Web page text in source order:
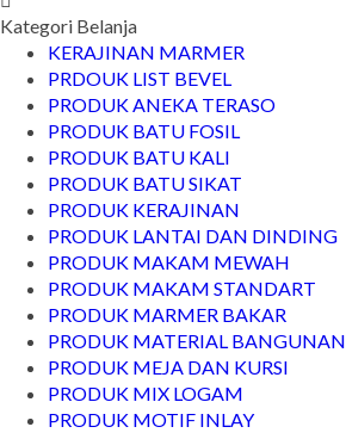
Kategori Belanja
KERAJINAN MARMER
PRDOUK LIST BEVEL
PRODUK ANEKA TERASO
PRODUK BATU FOSIL
PRODUK BATU KALI
PRODUK BATU SIKAT
PRODUK KERAJINAN
PRODUK LANTAI DAN DINDING
PRODUK MAKAM MEWAH
PRODUK MAKAM STANDART
PRODUK MARMER BAKAR
PRODUK MATERIAL BANGUNAN
PRODUK MEJA DAN KURSI
PRODUK MIX LOGAM
PRODUK MOTIF INLAY